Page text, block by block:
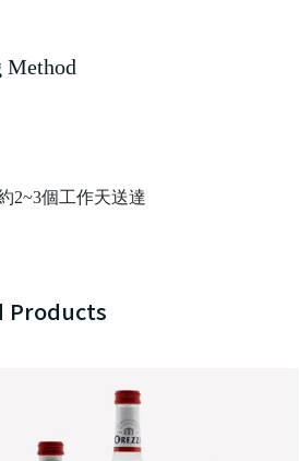
Method
2~3個工作天送達
Products